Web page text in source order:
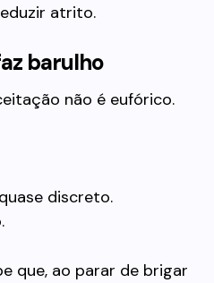
atrito.
barulho
não é eufórico.
discreto.
que, ao parar de brigar